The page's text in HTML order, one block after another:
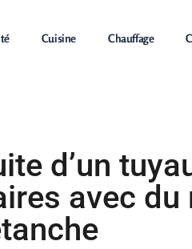
Cuisine Chauffage
d’un
avec